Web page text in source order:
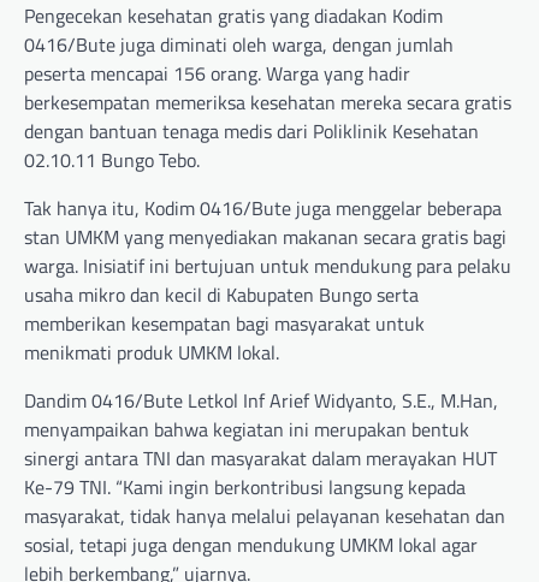
Pengecekan kesehatan gratis yang diadakan Kodim
0416/Bute juga diminati oleh warga, dengan jumlah
peserta mencapai 156 orang. Warga yang hadir
berkesempatan memeriksa kesehatan mereka secara gratis
dengan bantuan tenaga medis dari Poliklinik Kesehatan
02.10.11 Bungo Tebo.
Tak hanya itu, Kodim 0416/Bute juga menggelar beberapa
stan UMKM yang menyediakan makanan secara gratis bagi
warga. Inisiatif ini bertujuan untuk mendukung para pelaku
usaha mikro dan kecil di Kabupaten Bungo serta
memberikan kesempatan bagi masyarakat untuk
menikmati produk UMKM lokal.
Dandim 0416/Bute Letkol Inf Arief Widyanto, S.E., M.Han,
menyampaikan bahwa kegiatan ini merupakan bentuk
sinergi antara TNI dan masyarakat dalam merayakan HUT
Ke-79 TNI. “Kami ingin berkontribusi langsung kepada
masyarakat, tidak hanya melalui pelayanan kesehatan dan
sosial, tetapi juga dengan mendukung UMKM lokal agar
lebih berkembang,” ujarnya.